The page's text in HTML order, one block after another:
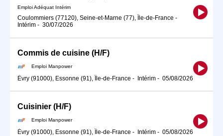
Emploi Adéquat Intérim
Coulommiers (77120), Seine-et-Marne (77), Île-de-France -
Intérim - 30/07/2026
Commis de cuisine (H/F)
Emploi Manpower
Évry (91000), Essonne (91), Île-de-France - Intérim - 05/08/2026
Cuisinier (H/F)
Emploi Manpower
Évry (91000), Essonne (91), Île-de-France - Intérim - 05/08/2026